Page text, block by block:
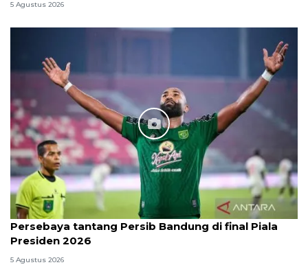
5 Agustus 2026
Persebaya tantang Persib Bandung di final Piala
Presiden 2026
5 Agustus 2026